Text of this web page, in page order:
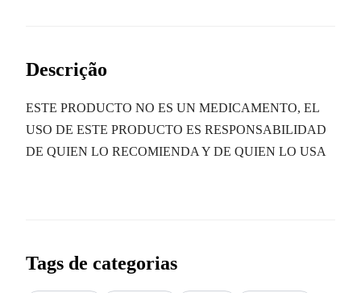
Descrição
ESTE PRODUCTO NO ES UN MEDICAMENTO, EL
USO DE ESTE PRODUCTO ES RESPONSABILIDAD
DE QUIEN LO RECOMIENDA Y DE QUIEN LO USA
Tags de categorias